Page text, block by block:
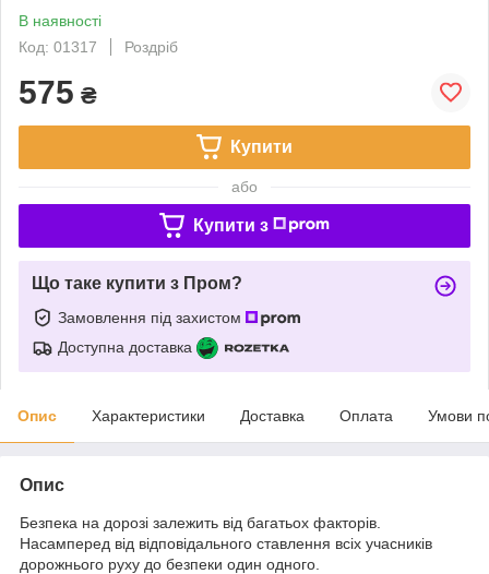
В наявності
Код: 01317
Роздріб
575 ₴
Купити
або
Купити з
Що таке купити з Пром?
Замовлення під захистом
Доступна доставка
Опис Характеристики Доставка Оплата Умови
Опис
Безпека на дорозі залежить від багатьох факторів.
Насамперед від відповідального ставлення всіх учасників
дорожнього руху до безпеки один одного.